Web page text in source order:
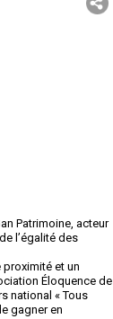
Patrimoine, acteur
l’égalité des
proximité et un
Éloquence de
national « Tous
gagner en